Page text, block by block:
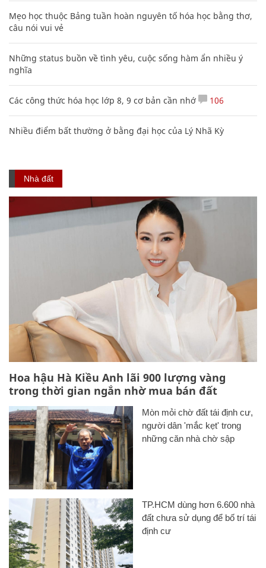
Mẹo học thuộc Bảng tuần hoàn nguyên tố hóa học bằng thơ,
câu nói vui vẻ
Những status buồn về tình yêu, cuộc sống hàm ẩn nhiều ý
nghĩa
Các công thức hóa học lớp 8, 9 cơ bản cần nhớ 106
Nhiều điểm bất thường ở bằng đại học của Lý Nhã Kỳ
Nhà đất
Hoa hậu Hà Kiều Anh lãi 900 lượng vàng
trong thời gian ngắn nhờ mua bán đất
Mòn mỏi chờ đất tái định cư,
người dân 'mắc kẹt' trong
những căn nhà chờ sập
TP.HCM dùng hơn 6.600 nhà
đất chưa sử dụng để bố trí tái
định cư